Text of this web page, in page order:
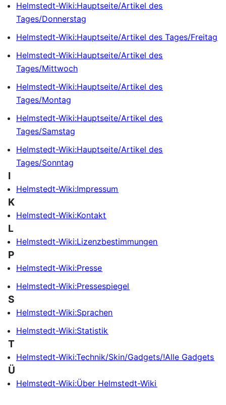
Helmstedt-Wiki:Hauptseite/Artikel des
Tages/Donnerstag
Helmstedt-Wiki:Hauptseite/Artikel des Tages/Freitag
Helmstedt-Wiki:Hauptseite/Artikel des
Tages/Mittwoch
Helmstedt-Wiki:Hauptseite/Artikel des
Tages/Montag
Helmstedt-Wiki:Hauptseite/Artikel des
Tages/Samstag
Helmstedt-Wiki:Hauptseite/Artikel des
Tages/Sonntag
I
Helmstedt-Wiki:Impressum
K
Helmstedt-Wiki:Kontakt
L
Helmstedt-Wiki:Lizenzbestimmungen
P
Helmstedt-Wiki:Presse
Helmstedt-Wiki:Pressespiegel
S
Helmstedt-Wiki:Sprachen
Helmstedt-Wiki:Statistik
T
Helmstedt-Wiki:Technik/Skin/Gadgets/!Alle Gadgets
Ü
Helmstedt-Wiki:Über Helmstedt-Wiki